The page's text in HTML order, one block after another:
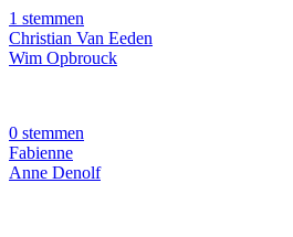
1 stemmen
Christian Van Eeden
Wim Opbrouck
0 stemmen
Fabienne
Anne Denolf